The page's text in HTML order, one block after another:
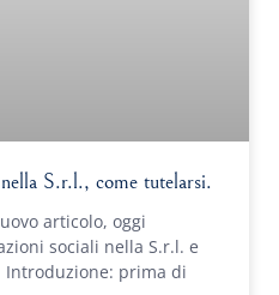
S.r.l., come tutelarsi.
articolo, oggi
sociali nella S.r.l. e
prima di